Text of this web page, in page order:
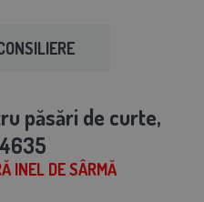
păsări de curte,
DE SÂRMĂ